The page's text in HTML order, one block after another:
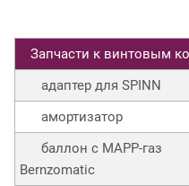
Запчасти к винтовым
адаптер для SPINN
амортизатор
баллон с MAPP-газ
Bernzomatic